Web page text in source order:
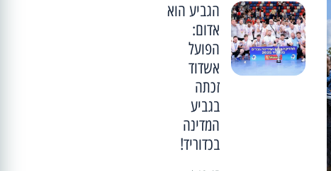
הגביע הוא
אדום:
הפועל
אשדוד
זכתה
בגביע
המדינה
בכדוריד!